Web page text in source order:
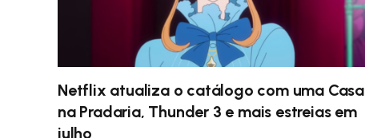
Netflix atualiza o catálogo com uma Casa
na Pradaria, Thunder 3 e mais estreias em
julho